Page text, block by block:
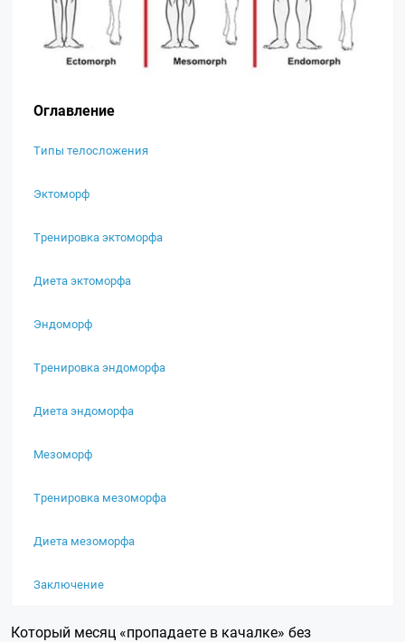
Оглавление
Типы телосложения
Эктоморф
Тренировка эктоморфа
Диета эктоморфа
Эндоморф
Тренировка эндоморфа
Диета эндоморфа
Мезоморф
Тренировка мезоморфа
Диета мезоморфа
Заключение
Который месяц «пропадаете в качалке» без